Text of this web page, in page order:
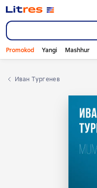
Promokod Yangi Mashhur
Иван Тургенев